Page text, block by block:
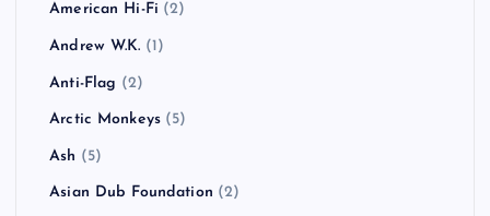
American Hi-Fi (2)
Andrew W.K. (1)
Anti-Flag (2)
Arctic Monkeys (5)
Ash (5)
Asian Dub Foundation (2)